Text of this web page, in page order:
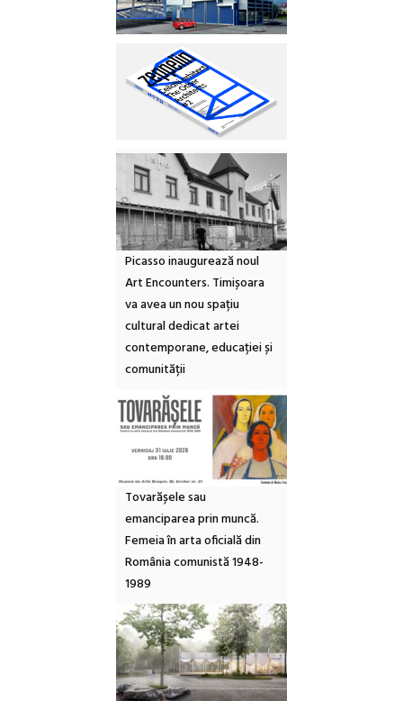
Picasso inaugurează noul
Art Encounters. Timișoara
va avea un nou spațiu
cultural dedicat artei
contemporane, educației și
comunității
Tovarășele sau
emanciparea prin muncă.
Femeia în arta oficială din
România comunistă 1948-
1989